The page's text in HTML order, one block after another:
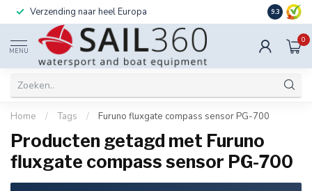
Verzending naar heel Europa Ook
9.3
MENU
0
Home / Tags / Furuno fluxgate compass sensor PG-700
Producten getagd met Furuno
fluxgate compass sensor PG-700